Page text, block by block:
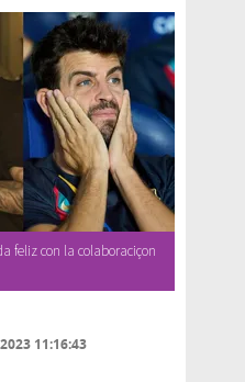
feliz con la colaboraciçon
11:16:43